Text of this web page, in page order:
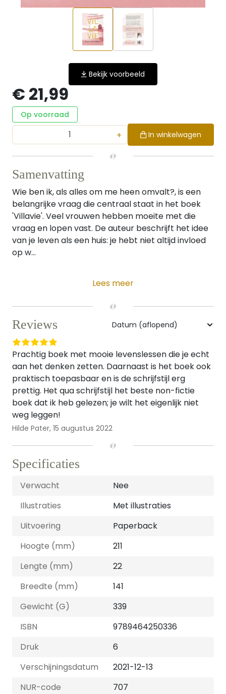
Bekijk voorbeeld
€ 21,99
Op voorraad
+ In winkelwagen
Samenvatting
Wie ben ik, als alles om me heen omvalt?, is een
belangrijke vraag die centraal staat in het boek
'Villavie'. Veel vrouwen hebben moeite met die
vraag en lopen vast. De auteur beschrijft het idee
van je leven als een huis: je hebt niet altijd invloed
op w...
Lees meer
Reviews
Prachtig boek met mooie levenslessen die je echt
aan het denken zetten. Daarnaast is het boek ook
praktisch toepasbaar en is de schrijfstijl erg
prettig. Het qua schrijfstijl het beste non-fictie
boek dat ik heb gelezen; je wilt het eigenlijk niet
weg leggen!
Hilde Pater, 15 augustus 2022
Specificaties
Verwacht
Nee
Illustraties
Met illustraties
Uitvoering
Paperback
Hoogte (mm)
211
Lengte (mm)
22
Breedte (mm)
141
Gewicht (G)
339
ISBN
9789464250336
Druk
6
Verschijningsdatum
2021-12-13
NUR-code
707